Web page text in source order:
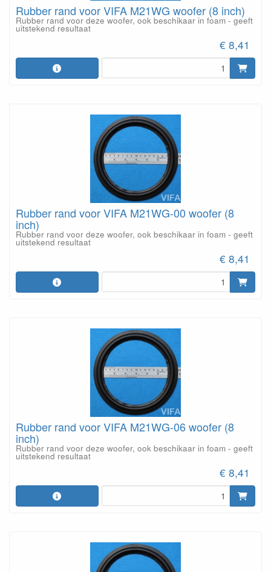
Rubber rand voor VIFA M21WG woofer (8 inch)
Rubber rand voor deze woofer, ook beschikaar in foam - geeft
uitstekend resultaat
€ 8,41
Rubber rand voor VIFA M21WG-00 woofer (8
inch)
Rubber rand voor deze woofer, ook beschikaar in foam - geeft
uitstekend resultaat
€ 8,41
Rubber rand voor VIFA M21WG-06 woofer (8
inch)
Rubber rand voor deze woofer, ook beschikaar in foam - geeft
uitstekend resultaat
€ 8,41